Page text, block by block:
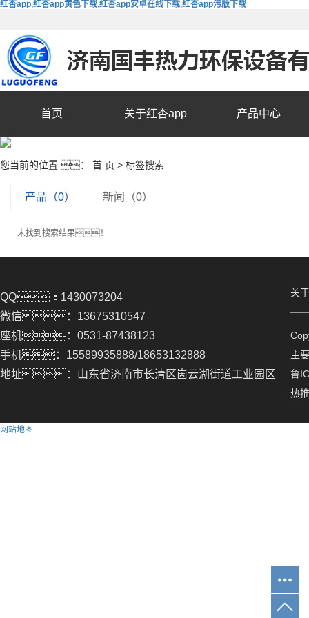
红杏app,红杏app黄色下载,红杏app安卓在线下载,红杏app污版下载
首页 关于红杏app 产品中心
您当前的位置 ： 首 页 > 标签搜索
产品（0） 新闻（0）
未找到搜索结果！
QQ：1430073204
微信：13675310547
座机：0531-87438123
手机：15589935888/18653132888
地址：山东省济南市长清区崮云湖街道工业园区
关
主
鲁
热
网站地图